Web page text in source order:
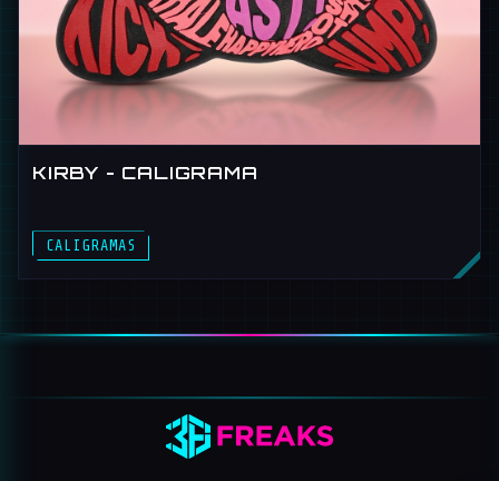
KIRBY - CALIGRAMA
CALIGRAMAS